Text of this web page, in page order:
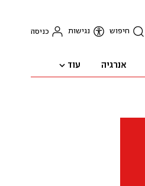
חיפוש נגישות כניסה
אנרגיה עוד